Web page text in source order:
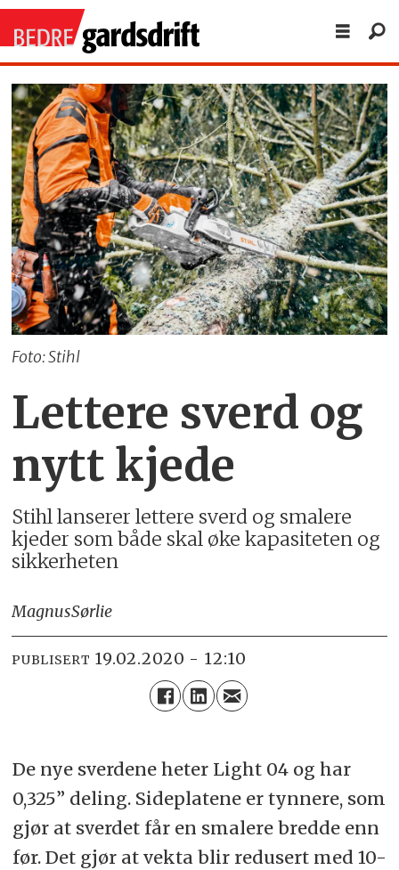
Foto: Stihl
Lettere sverd og
nytt kjede
Stihl lanserer lettere sverd og smalere
kjeder som både skal øke kapasiteten og
sikkerheten
MagnusSørlie
PUBLISERT 19.02.2020 - 12:10
De nye sverdene heter Light 04 og har
0,325” deling. Sideplatene er tynnere, som
gjør at sverdet får en smalere bredde enn
før. Det gjør at vekta blir redusert med 10-